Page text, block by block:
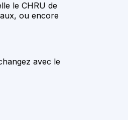
le CHRU de
ou encore
avec le